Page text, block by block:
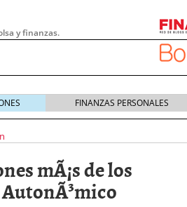
y finanzas.
FINANZAS PERSONALES
mÃ¡s de los